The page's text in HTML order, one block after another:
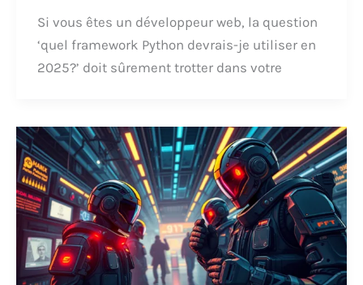
Si vous êtes un développeur web, la question
‘quel framework Python devrais-je utiliser en
2025?’ doit sûrement trotter dans votre